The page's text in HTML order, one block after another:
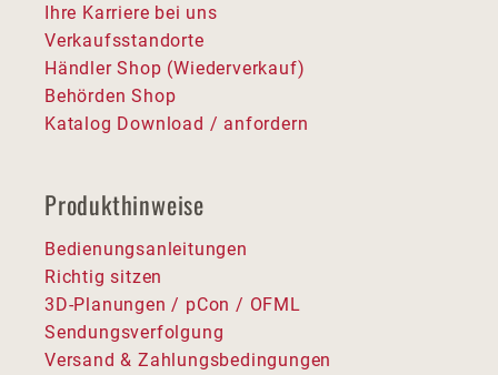
Ihre Karriere bei uns
Verkaufsstandorte
Händler Shop (Wiederverkauf)
Behörden Shop
Katalog Download / anfordern
Produkthinweise
Bedienungsanleitungen
Richtig sitzen
3D-Planungen / pCon / OFML
Sendungsverfolgung
Versand & Zahlungsbedingungen